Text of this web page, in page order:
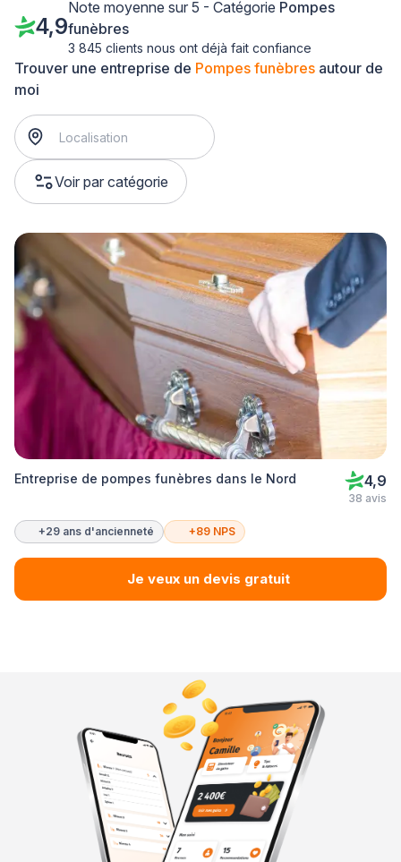
Trouver une entreprise de Pompes funèbres autour de
moi
Voir par catégorie
4,9
Note moyenne sur 5 - Catégorie Pompes
funèbres
3 845 clients nous ont déjà fait confiance
Entreprise de pompes funèbres dans le Nord 4,9
38 avis
+29 ans d'ancienneté +89 NPS
Je veux un devis gratuit